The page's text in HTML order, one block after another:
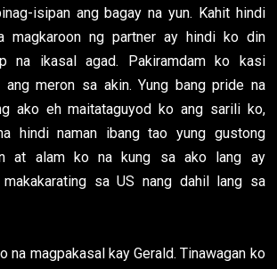
isipan ang bagay na yun. Kahit hindi
magkaroon ng partner ay hindi ko din
na ikasal agad. Pakiramdam ko kasi
ang meron sa akin. Yung bang pride na
ako eh maitataguyod ko ang sarili ko,
hindi naman ibang tao yung gustong
at alam ko na kung sa ako lang ay
sa US nang dahil lang sa
na magpakasal kay Gerald. Tinawagan ko